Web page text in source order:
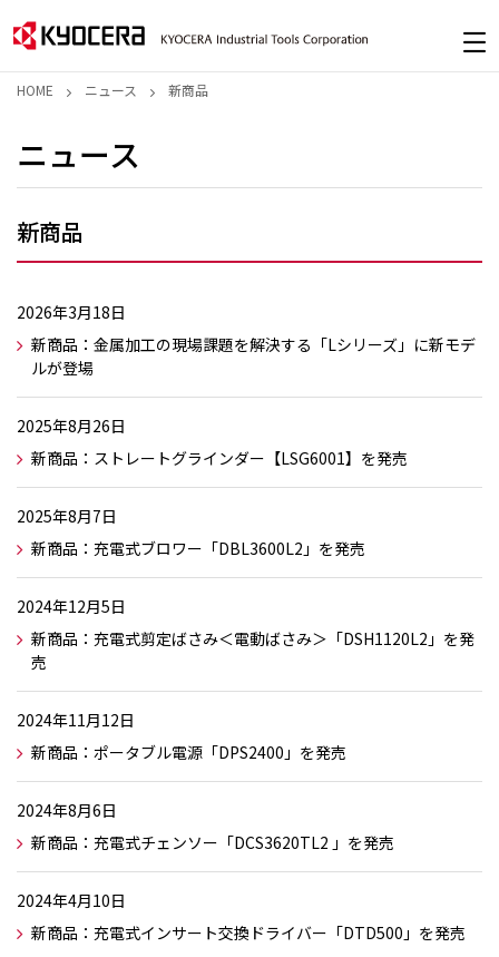
HOME ニュース 新商品
ニュース
新商品
2026年3月18日
新商品：金属加工の現場課題を解決する「Lシリーズ」に新モデ
ルが登場
2025年8月26日
新商品：ストレートグラインダー【LSG6001】を発売
2025年8月7日
新商品：充電式ブロワー「DBL3600L2」を発売
2024年12月5日
新商品：充電式剪定ばさみ＜電動ばさみ＞「DSH1120L2」を発
売
2024年11月12日
新商品：ポータブル電源「DPS2400」を発売
2024年8月6日
新商品：充電式チェンソー「DCS3620TL2 」を発売
2024年4月10日
新商品：充電式インサート交換ドライバー「DTD500」を発売